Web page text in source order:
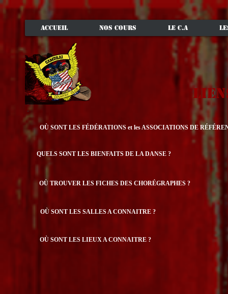
ACCUEIL NOS COURS LE C.A
OÙ SONT LES FÉDÉRATIONS et les ASSOCIATIONS DE
QUELS SONT LES BIENFAITS DE LA DANSE ?
OÙ TROUVER LES FICHES DES CHORÉGRAPHES ?
OÙ SONT LES SALLES A CONNAITRE ?
OÙ SONT LES LIEUX A CONNAITRE ?